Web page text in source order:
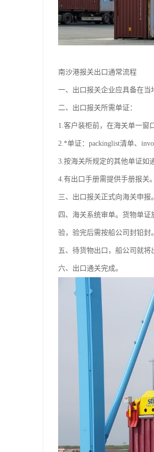
南沙港报关出口通常流程
一、出口报关企业应具备在
二、出口报关所需单证：
1.客户装柜前，在海关单一窗
2.*单证：packinglist清单、
3.按海关所规定的其他单证如
4.有出口手册需提供手册报关
三、出口报关正式向海关申
四、海关系统审单。货物单
验，验完后需按船公司封铅
五、待货物出口，船公司就
六、出口通关完成。